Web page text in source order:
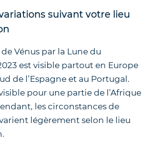
suivant votre lieu
Vénus par la Lune du
est visible partout en Europe
de l’Espagne et au Portugal.
pour une partie de l’Afrique
les circonstances de
varient légèrement selon le lieu